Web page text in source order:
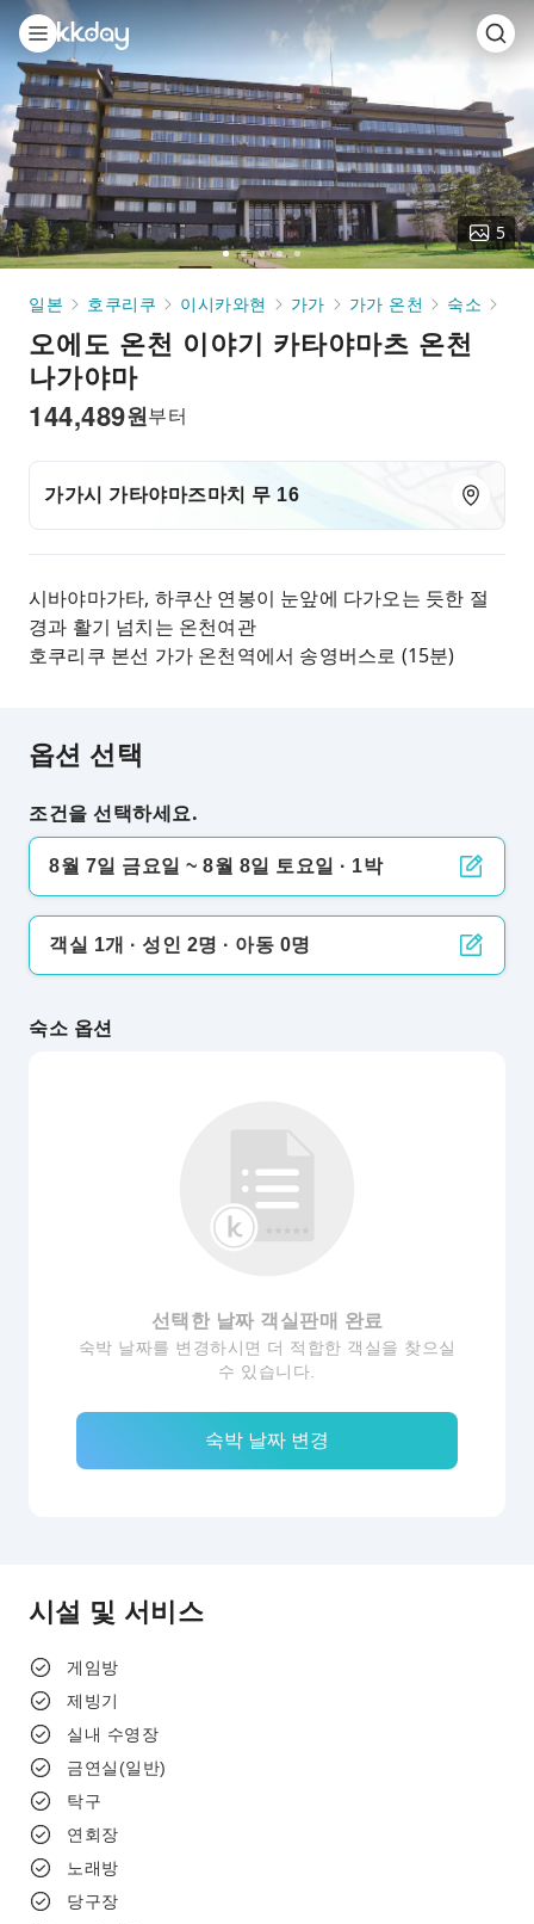
Go
to
1
Go
to
2
Go
to
Go
4
Go
to
5
5
일본 호쿠리쿠 이시카와현 가가 가가 온천 숙소
오에도 온천 이야기 카타야마츠 온천
나가야마
원
144,489 부터
가가시 가타야마즈마치 무 16
시바야마가타, 하쿠산 연봉이 눈앞에 다가오는 듯한 절
경과 활기 넘치는 온천여관
호쿠리쿠 본선 가가 온천역에서 송영버스로 (15분)
옵션 선택
조건을 선택하세요.
8월 7일 금요일 ~ 8월 8일 토요일 · 1박
객실 1개 · 성인 2명 · 아동 0명
숙소 옵션
선택한 날짜 객실판매 완료
숙박 날짜를 변경하시면 더 적합한 객실을 찾으실
수 있습니다.
숙박 날짜 변경
시설 및 서비스
게임방
제빙기
실내 수영장
금연실(일반)
탁구
연회장
노래방
당구장